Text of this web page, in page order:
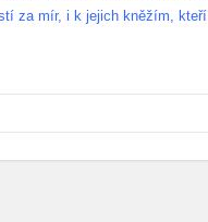
za mír, i k jejich kněžím,